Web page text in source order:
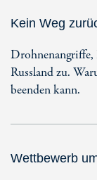
Kein Weg
Russland zu.
beenden kann.
Wettbewerb